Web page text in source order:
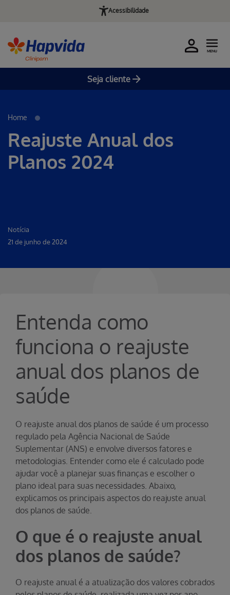
Acessibilidade
Seja cliente
MENU
Home
Reajuste Anual dos
Planos 2024
Notícia
21 de junho de 2024
Entenda como
funciona o reajuste
anual dos planos de
saúde
O reajuste anual dos planos de saúde é um processo
regulado pela Agência Nacional de Saúde
Suplementar (ANS) e envolve diversos fatores e
metodologias. Entender como ele é calculado pode
ajudar você a planejar suas finanças e escolher o
plano ideal para suas necessidades. Abaixo,
explicamos os principais aspectos do reajuste anual
dos planos de saúde.
O que é o reajuste anual
dos planos de saúde?
O reajuste anual é a atualização dos valores cobrados